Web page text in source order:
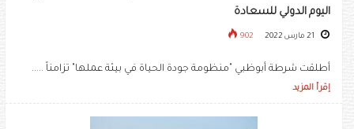
اليوم الدولي للسعادة
902
أطلقت شرطة أبوظبي "منظومة جودة الحياة في بيئة عملها" تزامناً .....
إقرأ المزيد